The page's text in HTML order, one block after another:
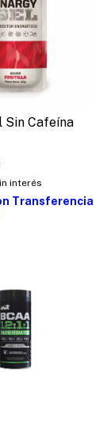
Sin Cafeína
interés
Transferencia